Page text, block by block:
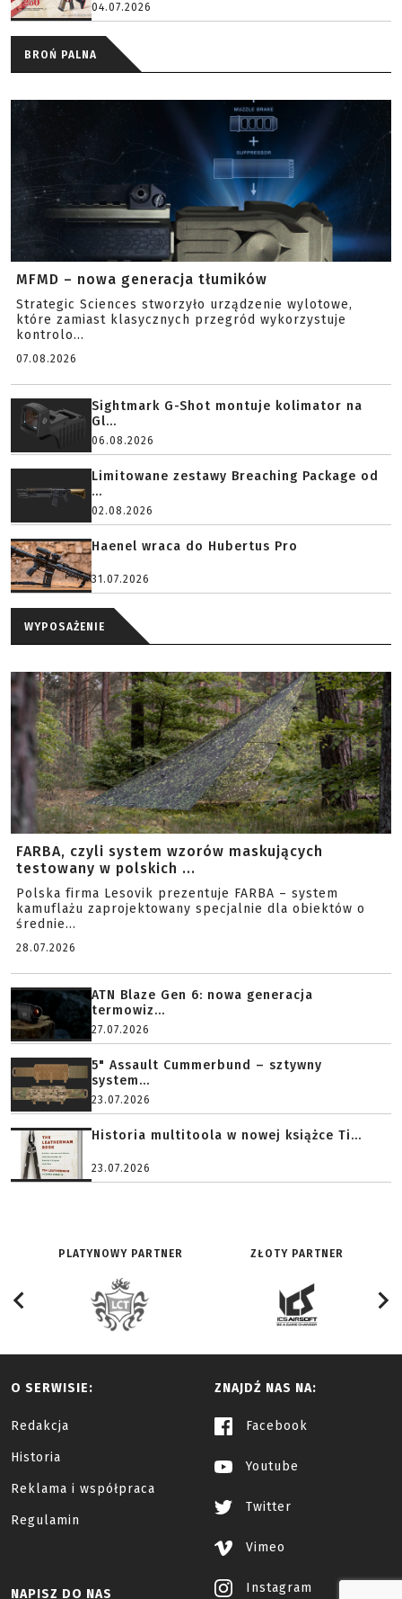
04.07.2026
BROŃ PALNA
MFMD – nowa generacja tłumików
Strategic Sciences stworzyło urządzenie wylotowe,
które zamiast klasycznych przegród wykorzystuje
kontrolo...
07.08.2026
Sightmark G-Shot montuje kolimator na
Gl...
06.08.2026
Limitowane zestawy Breaching Package od
...
02.08.2026
Haenel wraca do Hubertus Pro
31.07.2026
WYPOSAŻENIE
FARBA, czyli system wzorów maskujących
testowany w polskich ...
Polska firma Lesovik prezentuje FARBA – system
kamuflażu zaprojektowany specjalnie dla obiektów o
średnie...
28.07.2026
ATN Blaze Gen 6: nowa generacja
termowiz...
27.07.2026
5" Assault Cummerbund – sztywny
system...
23.07.2026
Historia multitoola w nowej książce Ti...
23.07.2026
PLATYNOWY PARTNER ZŁOTY PARTNER
O SERWISIE:
Redakcja
Historia
Reklama i współpraca
Regulamin
ZNAJDŹ NAS NA:
Facebook
Youtube
Twitter
Vimeo
Instagram
NAPISZ DO NAS